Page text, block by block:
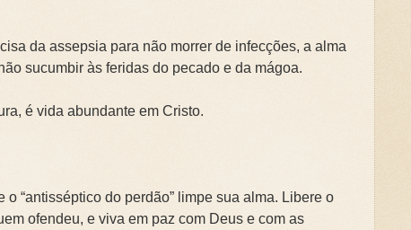
da assepsia para não morrer de infecções, a alma
sucumbir às feridas do pecado e da mágoa.
é vida abundante em Cristo.
o “antisséptico do perdão” limpe sua alma. Libere o
ofendeu, e viva em paz com Deus e com as